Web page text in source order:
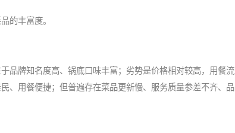
的丰富度。
品牌知名度高、锅底口味丰富；劣势是价格相对较高，用餐流
、用餐便捷；但普遍存在菜品更新慢、服务质量参差不齐、品